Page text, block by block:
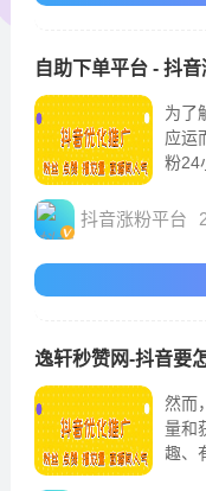
自助下单平台 - 抖
为了
应运
粉24
丝数
标受
了
抖音涨粉平台
逸轩秒赞网-抖音要
然而
量和
趣、